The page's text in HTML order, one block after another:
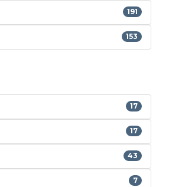
191
153
17
17
43
7